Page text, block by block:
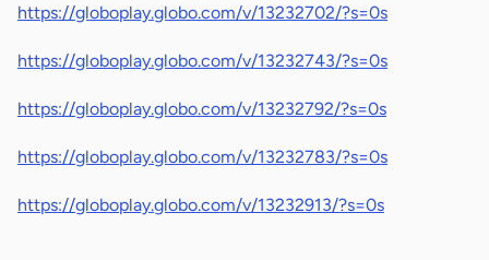
https://globoplay.globo.com/v/13232702/?s=0s
https://globoplay.globo.com/v/13232743/?s=0s
https://globoplay.globo.com/v/13232792/?s=0s
https://globoplay.globo.com/v/13232783/?s=0s
https://globoplay.globo.com/v/13232913/?s=0s